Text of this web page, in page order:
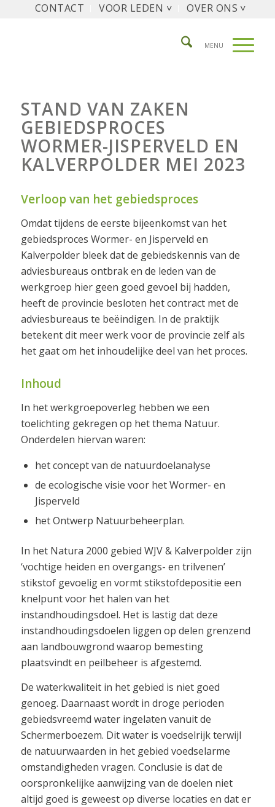
CONTACT VOOR LEDEN ˅ OVER ONS ˅
STAND VAN ZAKEN
GEBIEDSPROCES
WORMER-JISPERVELD EN
KALVERPOLDER MEI 2023
Verloop van het gebiedsproces
Omdat tijdens de eerste bijeenkomst van het
gebiedsproces Wormer- en Jisperveld en
Kalverpolder bleek dat de gebiedskennis van de
adviesbureaus ontbrak en de leden van de
werkgroep hier geen goed gevoel bij hadden,
heeft de provincie besloten het contract met de
adviesbureaus te beëindigen. In de praktijk
betekent dit meer werk voor de provincie zelf als
het gaat om het inhoudelijke deel van het proces.
Inhoud
In het werkgroepoverleg hebben we een
toelichting gekregen op het thema Natuur.
Onderdelen hiervan waren:
het concept van de natuurdoelanalyse
de ecologische visie voor het Wormer- en
Jisperveld
het Ontwerp Natuurbeheerplan.
In het Natura 2000 gebied WJV & Kalverpolder zijn
‘vochtige heiden en overgangs- en trilvenen’
stikstof gevoelig en vormt stikstofdepositie een
knelpunt voor het halen van het
instandhoudingsdoel. Het is lastig dat deze
instandhoudingsdoelen liggen op delen grenzend
aan landbouwgrond waarop bemesting
plaatsvindt en peilbeheer is afgestemd.
De waterkwaliteit in het gebied is niet goed
genoeg. Daarnaast wordt in droge perioden
gebiedsvreemd water ingelaten vanuit de
Schermerboezem. Dit water is voedselrijk terwijl
de natuurwaarden in het gebied voedselarme
omstandigheden vragen. Conclusie is dat de
oorspronkelijke aanwijzing van de doelen niet
altijd goed is geweest op diverse locaties en dat er